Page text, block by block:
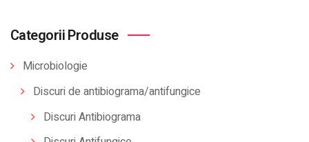
Categorii Produse
Microbiologie
Discuri de antibiograma/antifungice
Discuri Antibiograma